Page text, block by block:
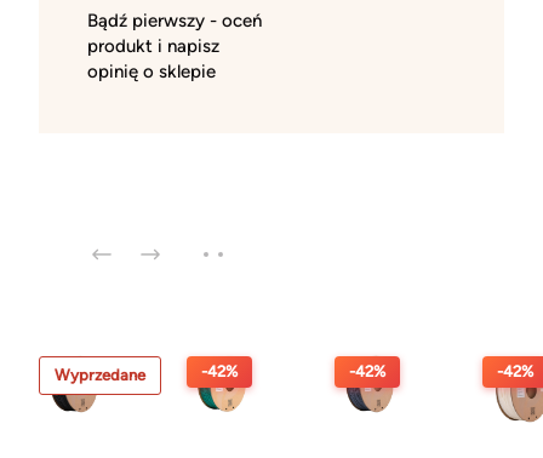
Bądź pierwszy - oceń
produkt i napisz
opinię o sklepie
Wyprzedane -42% -42% -42%